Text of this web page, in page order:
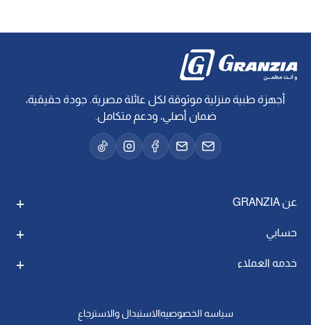
أجهزة طبية منزلية موثوقة لكل عائلة مصرية. جودة حقيقية،
ضمان أصلي، ودعم متكامل.
عن GRANZIA
حسابي
خدمه العملاء
سياسه الخصوصيهالاستبدال والاسترجاع